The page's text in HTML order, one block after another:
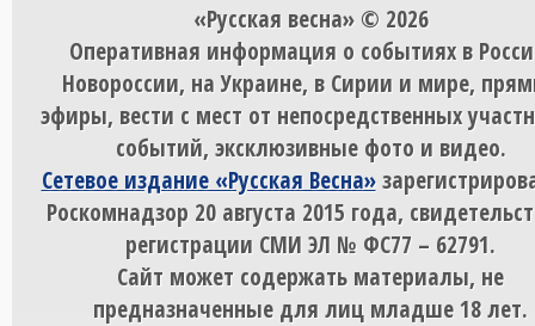
«Русская весна» © 2026
Оперативная информация о событиях в
Новороссии, на Украине, в Сирии и мире,
эфиры, вести с мест от непосредственных
событий, эксклюзивные фото и видео.
Сетевое издание «Русская Весна»
Роскомнадзор 20 августа 2015 года,
регистрации СМИ ЭЛ № ФС77 – 62791.
Сайт может содержать материалы, не
предназначенные для лиц младше 18 лет.